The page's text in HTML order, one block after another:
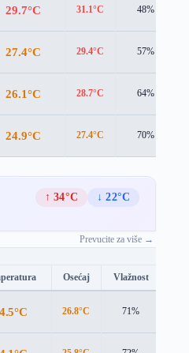
29.7°C 31.1°C 48%
27.4°C 29.4°C 57%
26.1°C 28.7°C 64%
24.9°C 27.4°C 70%
↑ 34°C
↓ 22°C
Prevucite za više →
Osećaj Vlažnost
26.8°C 71%